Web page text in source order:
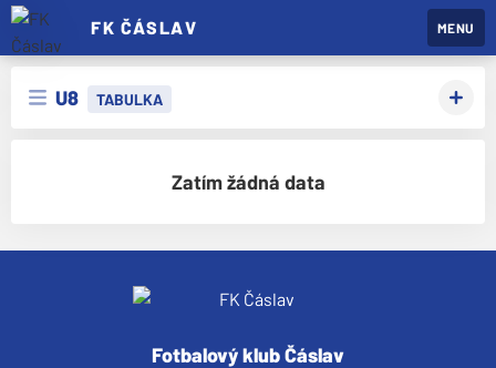
FK ČÁSLAV MENU
U8 TABULKA
Zatím žádná data
Fotbalový klub Čáslav